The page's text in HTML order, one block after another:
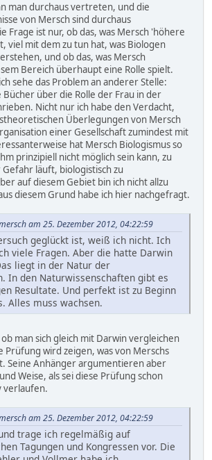
man durchaus vertreten, und die
von Mersch sind durchaus
Frage ist nur, ob das, was Mersch 'höhere
viel mit dem zu tun hat, was Biologen
und ob das, was Mersch
Bereich überhaupt eine Rolle spielt.
sehe das Problem an anderer Stelle:
Bücher über die Rolle der Frau in der
Nicht nur ich habe den Verdacht,
Überlegungen von Mersch
einer Gesellschaft zumindest mit
hat Mersch Biologismus so
prinzipiell nicht möglich sein kann, zu
läuft, biologistisch zu
auf diesem Gebiet bin ich nicht allzu
diesem Grund habe ich hier nachgefragt.
am 25. Dezember 2012, 04:22:59
geglückt ist, weiß ich nicht. Ich
viele Fragen. Aber die hatte Darwin
liegt in der Natur der
In den Naturwissenschaften gibt es
Resultate. Und perfekt ist zu Beginn
Alles muss wachsen.
ob man sich gleich mit Darwin vergleichen
Prüfung wird zeigen, was von Merschs
Seine Anhänger argumentieren aber
Weise, als sei diese Prüfung schon
verlaufen.
am 25. Dezember 2012, 04:22:59
trage ich regelmäßig auf
Tagungen und Kongressen vor. Die